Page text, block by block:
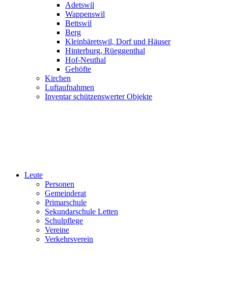
Adetswil
Wappenswil
Bettswil
Berg
Kleinbäretswil, Dorf und Häuser
Hinterburg, Rüeggenthal
Hof-Neuthal
Gehöfte
Kirchen
Luftaufnahmen
Inventar schützenswerter Objekte
Leute
Personen
Gemeinderat
Primarschule
Sekundarschule Letten
Schulpflege
Vereine
Verkehrsverein